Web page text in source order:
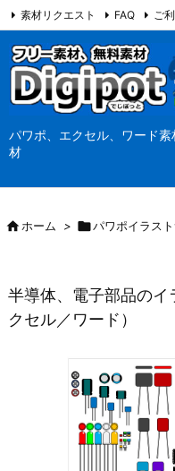
パワポ、エクセル、ワード
材
素材リクエスト FAQ ご
当サイト（Digipot.net）について
ホーム > パワポイラス
半導体、電子部品の
クセル／ワード）